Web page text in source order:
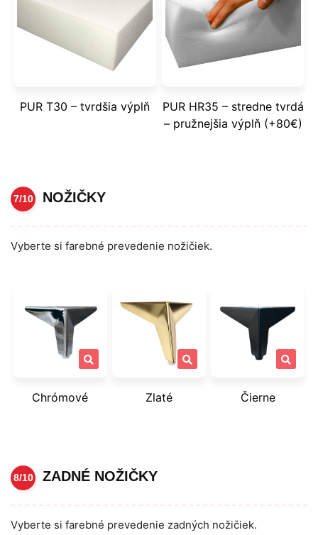
PUR T30 – tvrdšia výplň
PUR HR35 – stredne tvrdá
– pružnejšia výplň (+80€)
7/10 NOŽIČKY
Vyberte si farebné prevedenie nožičiek.
Chrómové Zlaté Čierne
8/10 ZADNÉ NOŽIČKY
Vyberte si farebné prevedenie zadných nožičiek.